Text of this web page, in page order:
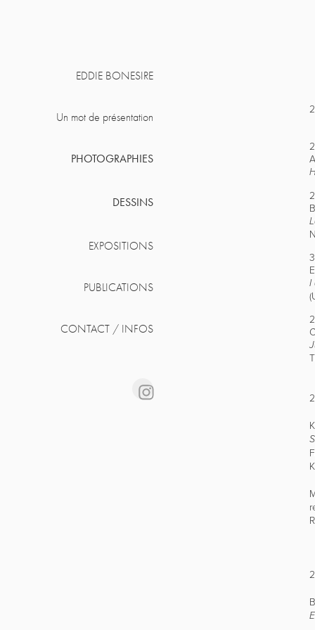
EDDIE BONESIRE
Un mot de présentation
PHOTOGRAPHIES
DESSINS
EXPOSITIONS
PUBLICATIONS
CONTACT / INFOS
I